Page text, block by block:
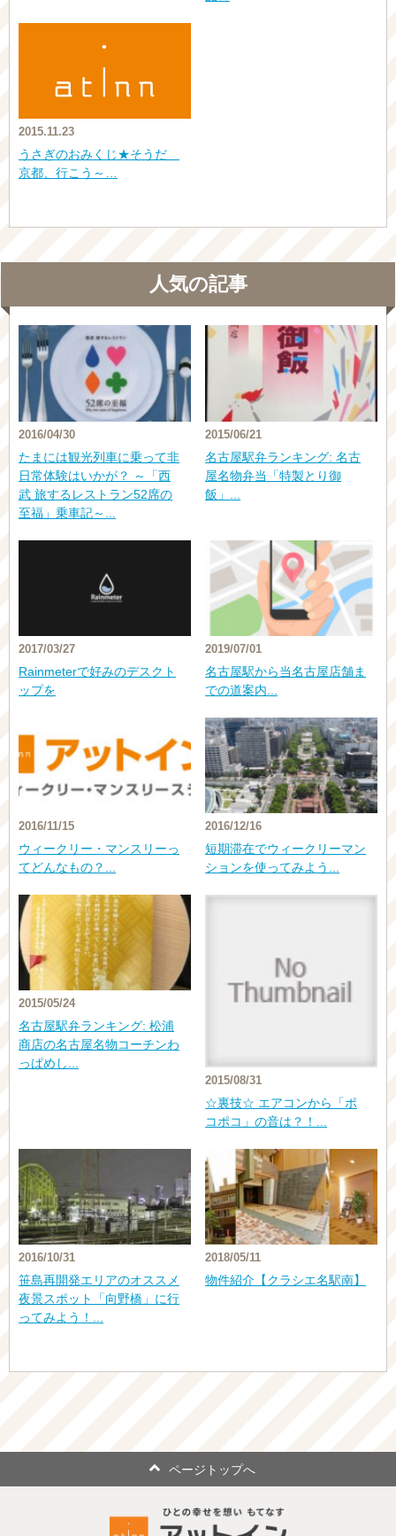
2015.11.23
うさぎのおみくじ★そうだ
京都、行こう～…
人気の記事
2016/04/30
たまには観光列車に乗って非
日常体験はいかが？ ～「西
武 旅するレストラン52席の
至福」乗車記～...
2015/06/21
名古屋駅弁ランキング: 名古
屋名物弁当「特製とり御
飯」...
2017/03/27
Rainmeterで好みのデスクト
ップを
2019/07/01
名古屋駅から当名古屋店舗ま
での道案内...
2016/11/15
ウィークリー・マンスリーっ
てどんなもの？...
2016/12/16
短期滞在でウィークリーマン
ションを使ってみよう...
2015/05/24
名古屋駅弁ランキング: 松浦
商店の名古屋名物コーチンわ
っぱめし...
2015/08/31
☆裏技☆ エアコンから「ポ
コポコ」の音は？！...
2016/10/31
笹島再開発エリアのオススメ
夜景スポット「向野橋」に行
ってみよう！...
2018/05/11
物件紹介【クラシエ名駅南】
ページトップへ